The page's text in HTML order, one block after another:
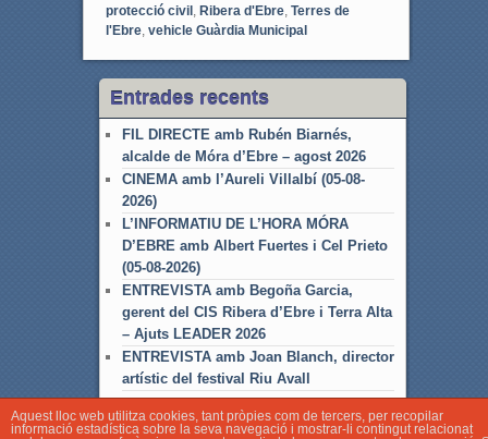
protecció civil, Ribera d'Ebre, Terres de
l'Ebre, vehicle Guàrdia Municipal
Entrades recents
FIL DIRECTE amb Rubén Biarnés,
alcalde de Móra d’Ebre – agost 2026
CINEMA amb l’Aureli Villalbí (05-08-
2026)
L’INFORMATIU DE L’HORA MÓRA
D’EBRE amb Albert Fuertes i Cel Prieto
(05-08-2026)
ENTREVISTA amb Begoña Garcia,
gerent del CIS Ribera d’Ebre i Terra Alta
– Ajuts LEADER 2026
ENTREVISTA amb Joan Blanch, director
artístic del festival Riu Avall
Aquest lloc web utilitza cookies, tant pròpies com de tercers, per recopilar
informació estadística sobre la seva navegació i mostrar-li contingut relacionat